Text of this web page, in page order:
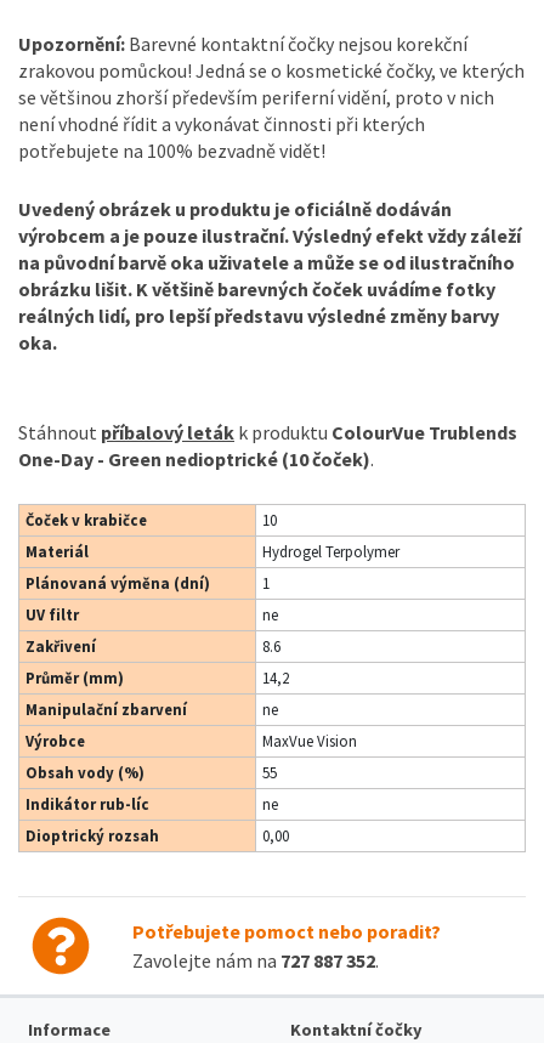
Upozornění: Barevné kontaktní čočky nejsou korekční
zrakovou pomůckou! Jedná se o kosmetické čočky, ve kterých
se většinou zhorší především periferní vidění, proto v nich
není vhodné řídit a vykonávat činnosti při kterých
potřebujete na 100% bezvadně vidět!
Uvedený obrázek u produktu je oficiálně dodáván
výrobcem a je pouze ilustrační. Výsledný efekt vždy záleží
na původní barvě oka uživatele a může se od ilustračního
obrázku lišit. K většině barevných čoček uvádíme fotky
reálných lidí, pro lepší představu výsledné změny barvy
oka.
Stáhnout příbalový leták k produktu ColourVue Trublends
One-Day - Green nedioptrické (10 čoček).
Čoček v krabičce
10
Materiál
Hydrogel Terpolymer
Plánovaná výměna (dní)
1
UV filtr
ne
Zakřivení
8.6
Průměr (mm)
14,2
Manipulační zbarvení
ne
Výrobce
MaxVue Vision
Obsah vody (%)
55
Indikátor rub-líc
ne
Dioptrický rozsah
0,00
Potřebujete pomoct nebo poradit?
Zavolejte nám na 727 887 352.
Informace
Kontaktní čočky